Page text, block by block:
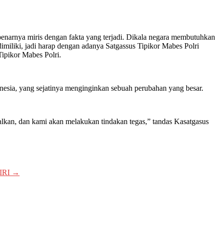
miris dengan fakta yang terjadi. Dikala negara membutuhkan
jadi harap dengan adanya Satgassus Tipikor Mabes Polri
Mabes Polri.
yang sejatinya menginginkan sebuah perubahan yang besar.
dan kami akan melakukan tindakan tegas,” tandas Kasatgasus
→